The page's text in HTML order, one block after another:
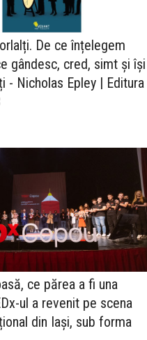
De ce înțelegem
gândesc, cred, simt și își
- Nicholas Epley | Editura
ce părea a fi una
ul a revenit pe scena
din Iași, sub forma